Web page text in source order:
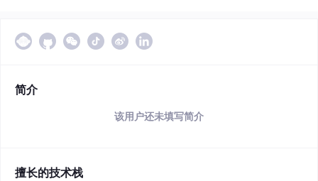
简介
该用户还未填写简介
擅长的技术栈